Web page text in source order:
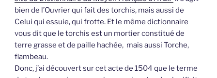
bien de l’Ouvrier qui fait des torchis, mais aussi de
Celui qui essuie, qui frotte. Et le même dictionnaire
vous dit que le torchis est un mortier constitué de
terre grasse et de paille hachée, mais aussi Torche,
flambeau.
Donc, j’ai découvert sur cet acte de 1504 que le terme